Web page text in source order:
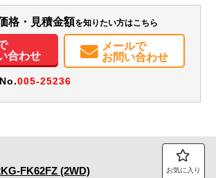
装備情報
格納ミラー
エアサスシート
証書）
Sリミッタ
格・見積金額を知りたい方はこちら
合わせ
メールで
お問い合わせ
005-25236
FK62FZ (2WD) お気に入り